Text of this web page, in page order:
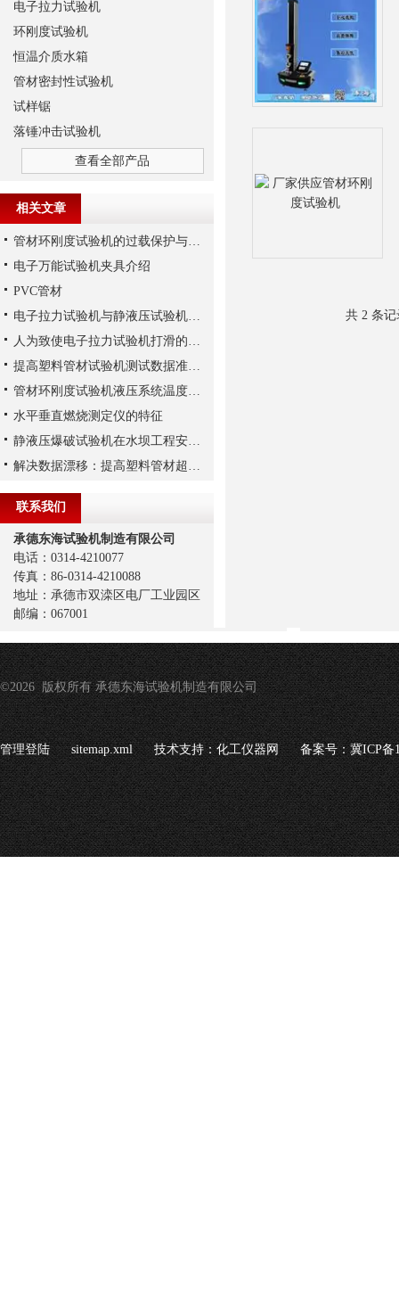
共 2 条
电子拉力试验机
环刚度试验机
恒温介质水箱
管材密封性试验机
试样锯
落锤冲击试验机
查看全部产品
相关文章
管材环刚度试验机的过载保护与紧急停机系统详解
电子万能试验机夹具介绍
PVC管材
电子拉力试验机与静液压试验机，两者有何区别？
人为致使电子拉力试验机打滑的三个原因解析
提高塑料管材试验机测试数据准确性与重复性的要点
管材环刚度试验机液压系统温度过高的危害及解决办法
水平垂直燃烧测定仪的特征
静液压爆破试验机在水坝工程安全评估中的应用
解决数据漂移：提高塑料管材超高压试验机压力传感器稳定性的三大措施
联系我们
承德东海试验机制造有限公司
电话：0314-4210077
传真：86-0314-4210088
地址：承德市双滦区电厂工业园区
邮编：067001
©2026 版权所有 承德东海试验机制造有限公司
管理登陆 sitemap.xml 技术支持：化工仪器网 备案号：冀ICP备